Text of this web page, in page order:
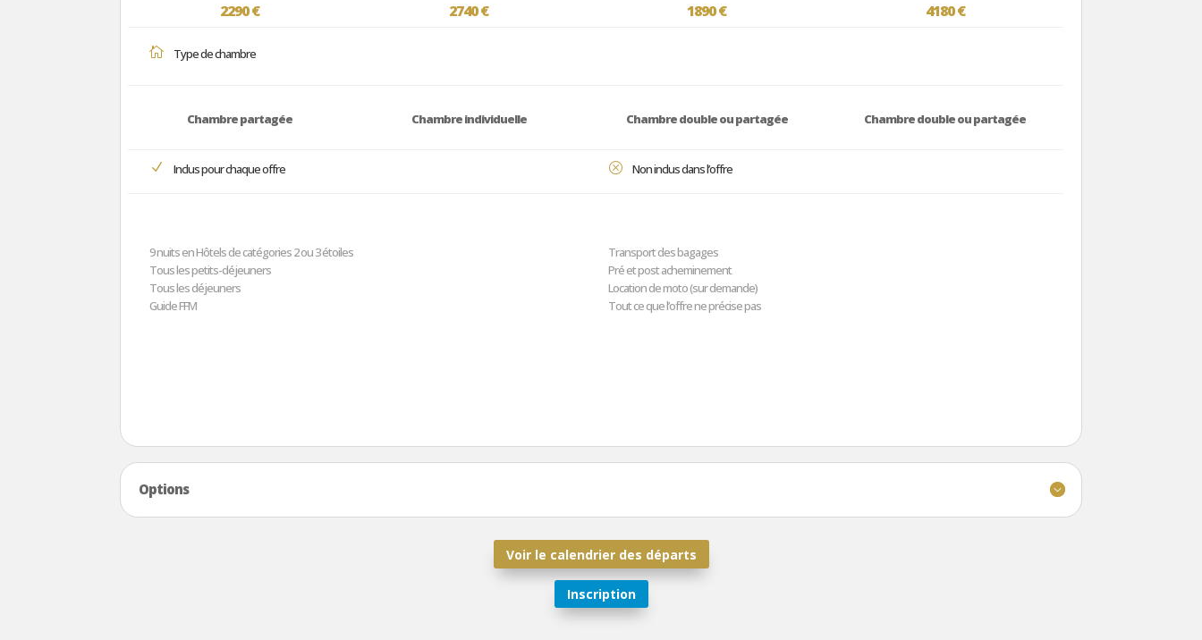
2290 € 2740 € 1890 € 4180 €
 Type de chambre
Chambre partagée Chambre individuelle Chambre double ou partagée Chambre double ou partagée
N Inclus pour chaque offre Q Non inclus dans l’offre
9 nuits en Hôtels de catégories 2 ou 3 étoiles
Tous les petits-déjeuners
Tous les déjeuners
Guide FFM
Transport des bagages
Pré et post acheminement
Location de moto (sur demande)
Tout ce que l’offre ne précise pas
Options
Voir le calendrier des départs
Inscription